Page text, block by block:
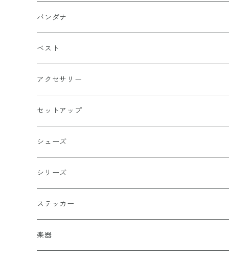
半袖
長袖
ブルー
ワイン
グリーン
ベージュ
チャコール
ホワイト
イエロー
オレンジ
バッターマン（野球）
炎（ファイア）
四角型
ホラー
ペンタグラム
楯型
スポーツ
国旗
十字（クロス）
バンダナ
ベスト
アクセサリー
ペンダント
ブレスレッド
セットアップ
シューズ
DADA
シリーズ
阿修羅
DEATH ANGEL
ステッカー
楽器